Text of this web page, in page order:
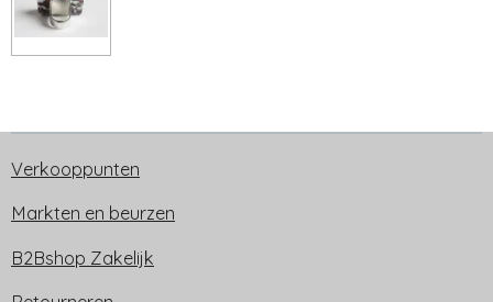
Verkooppunten
Markten en beurzen
B2Bshop Zakelijk